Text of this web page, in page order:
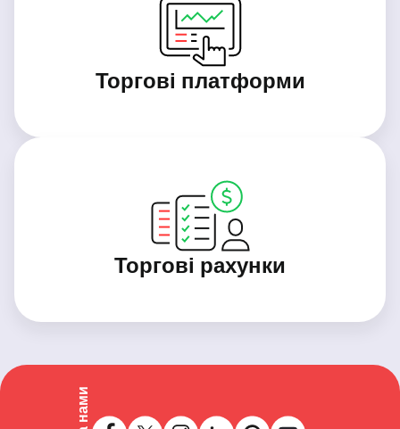
Торгові платформи
Торгові рахунки